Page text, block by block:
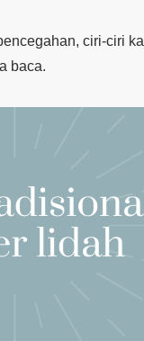
ciri-ciri
baca.